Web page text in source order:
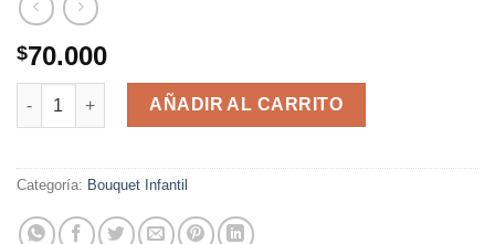
$70.000
I-9 cantidad
AÑADIR AL CARRITO
Categoría: Bouquet Infantil